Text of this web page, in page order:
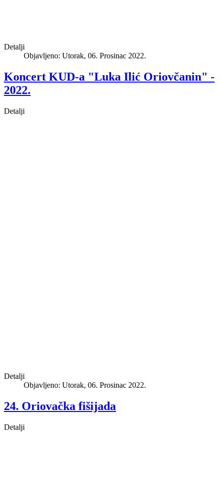
Detalji
Objavljeno: Utorak, 06. Prosinac 2022.
Koncert KUD-a "Luka Ilić Oriovčanin" -
2022.
Detalji
Detalji
Objavljeno: Utorak, 06. Prosinac 2022.
24. Oriovačka fišijada
Detalji